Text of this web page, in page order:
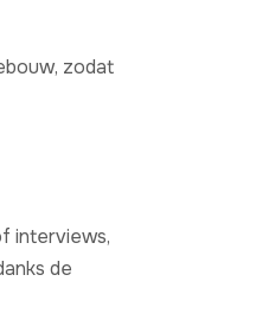
zodat
interviews,
de